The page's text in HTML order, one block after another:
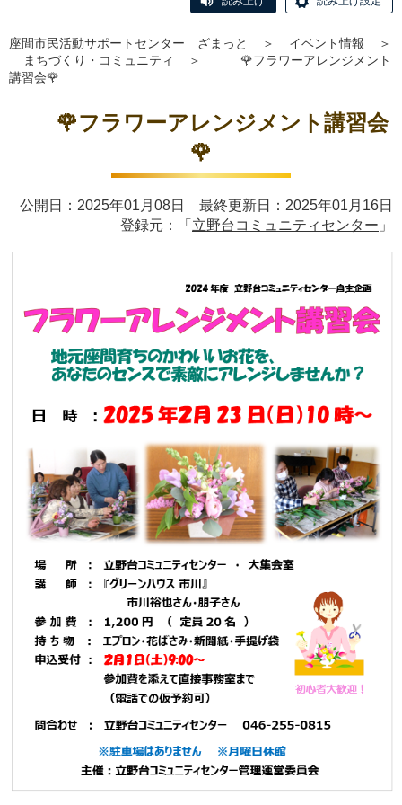
座間市民活動サポートセンター ざまっと ＞ イベント情報
＞
まちづくり・コミュニティ
＞
🌹フラワーアレンジメント
講習会🌹
🌹フラワーアレンジメント講習会
🌹
公開日：2025年01月08日 最終更新日：2025年01月16日
登録元：「 立野台コミュニティセンター 」